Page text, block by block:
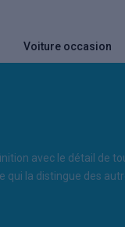
Voiture occasion
avec le détail de
la distingue des